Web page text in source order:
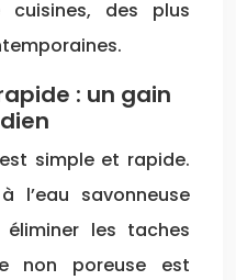
des plus
: un gain
simple et rapide.
l’eau savonneuse
les taches
non poreuse est